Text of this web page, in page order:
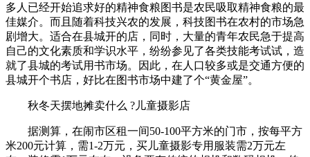
多人已经开始追求好的精神食粮图书是农民吸取精神食粮的最
佳媒介。而且随着科技兴农的发展，科技图书在农村的市场急
剧增大。适合在县城开的店，同时，大量的青年农民急于提高
自己的文化素质和学识水平，纷纷参见了各类技能考试试，造
就了县城的考试用书市场。因此，在人口较多或是交通方便的
县城开个书店，好比在图书市场中建了个“黄金屋”。
秋冬天摆地摊卖什么 ?儿童摄影店
据测算，在闹市区租一间50-100平方米的门市，按每平方
米200元计算，需1-2万元，买儿童摄影专用服装需2万元左